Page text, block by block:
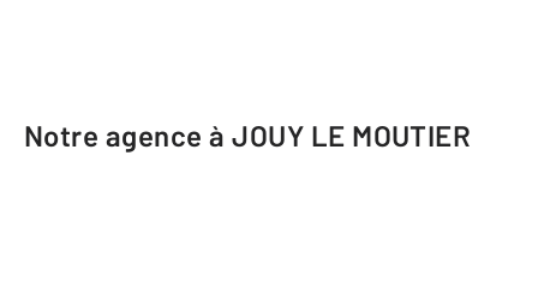
Notre agence à JOUY LE MOUTIER